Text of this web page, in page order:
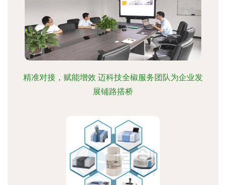
精准对接，赋能增效 迈科技全椒服务团队为企业发
展铺路搭桥